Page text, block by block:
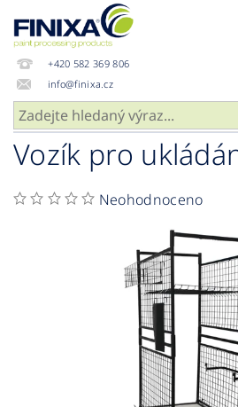
+420 582 369 806
info@finixa.cz
Vozík pro
Neohodnoceno